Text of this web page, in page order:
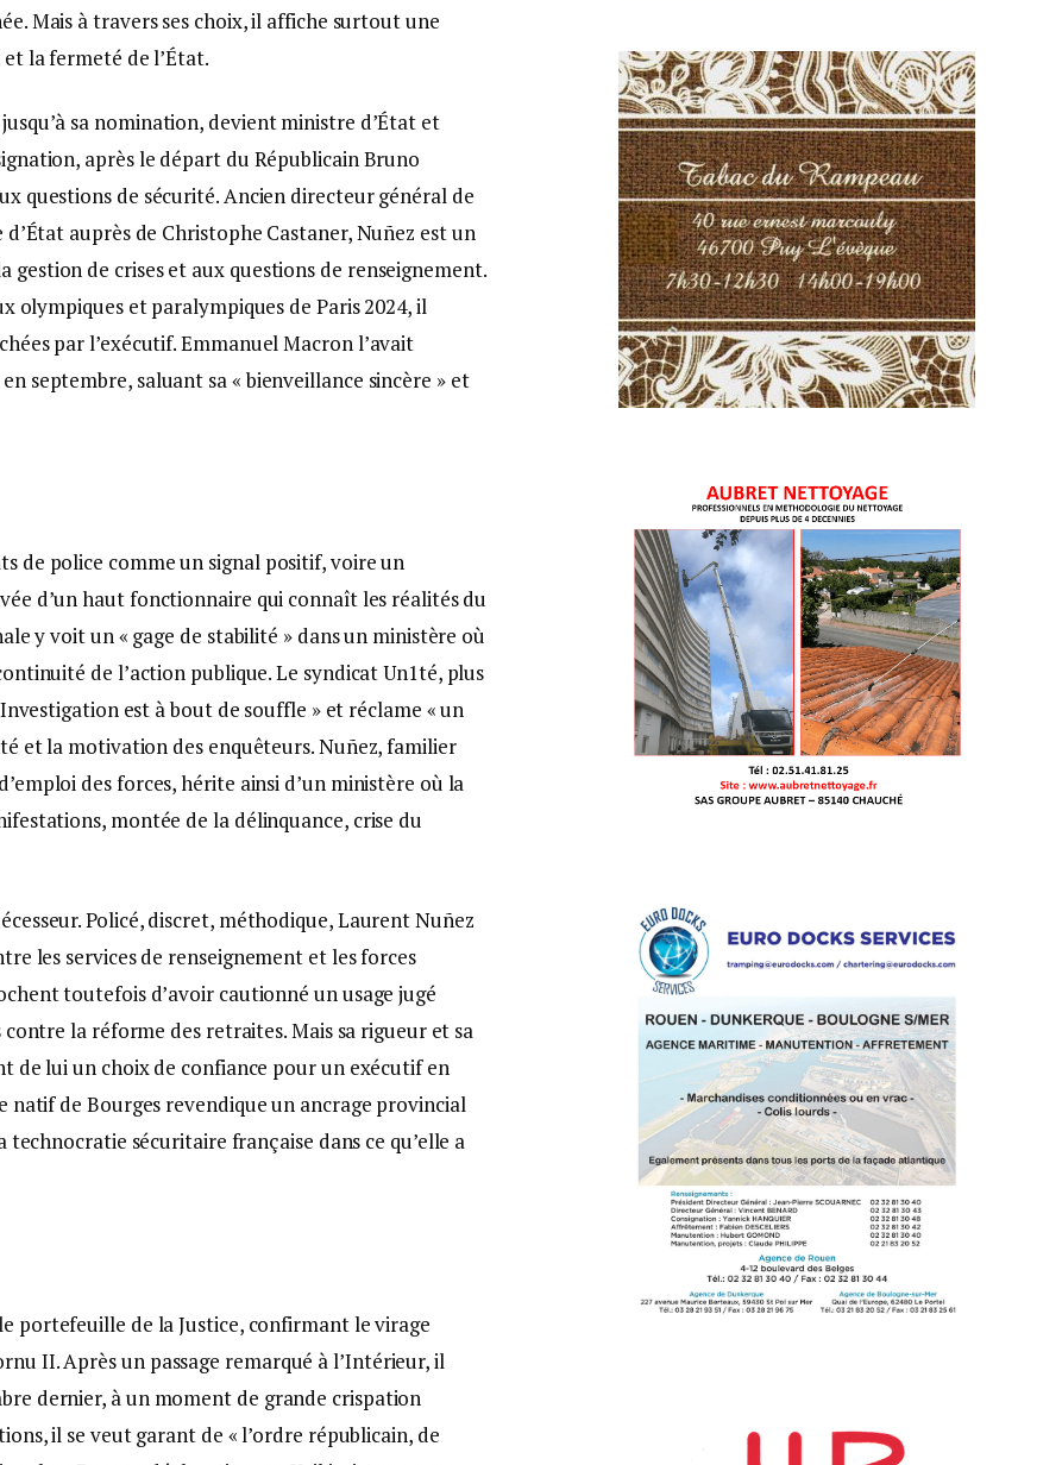
Mais à travers ses choix, il affiche surtout une
la fermeté de l’État.
sa nomination, devient ministre d’État et
après le départ du Républicain Bruno
questions de sécurité. Ancien directeur général de
auprès de Christophe Castaner, Nuñez est un
de crises et aux questions de renseignement.
olympiques et paralympiques de Paris 2024, il
par l’exécutif. Emmanuel Macron l’avait
septembre, saluant sa « bienveillance sincère » et
de police comme un signal positif, voire un
d’un haut fonctionnaire qui connaît les réalités du
y voit un « gage de stabilité » dans un ministère où
de l’action publique. Le syndicat Un1té, plus
est à bout de souffle » et réclame « un
et la motivation des enquêteurs. Nuñez, familier
des forces, hérite ainsi d’un ministère où la
montée de la délinquance, crise du
Policé, discret, méthodique, Laurent Nuñez
les services de renseignement et les forces
toutefois d’avoir cautionné un usage jugé
la réforme des retraites. Mais sa rigueur et sa
de lui un choix de confiance pour un exécutif en
natif de Bourges revendique un ancrage provincial
sécuritaire française dans ce qu’elle a
portefeuille de la Justice, confirmant le virage
II. Après un passage remarqué à l’Intérieur, il
dernier, à un moment de grande crispation
il se veut garant de « l’ordre républicain, de